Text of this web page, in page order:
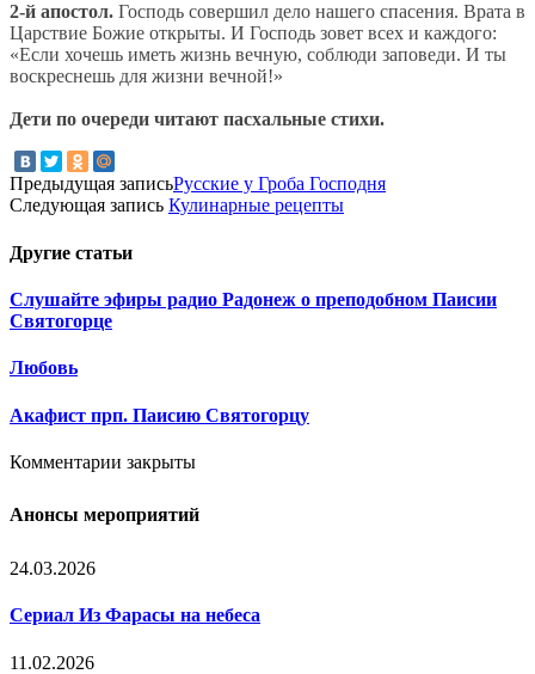
2-й апостол. Господь совершил дело нашего спасения. Врата в
Царствие Божие открыты. И Господь зовет всех и каждого:
«Если хочешь иметь жизнь вечную, соблюди заповеди. И ты
воскреснешь для жизни вечной!»
Дети по очереди читают пасхальные стихи.
Предыдущая записьРусские у Гроба Господня
Следующая запись Кулинарные рецепты
Другие статьи
Слушайте эфиры радио Радонеж о преподобном Паисии
Святогорце
Любовь
Акафист прп. Паисию Святогорцу
Комментарии закрыты
Анонсы мероприятий
24.03.2026
Сериал Из Фарасы на небеса
11.02.2026